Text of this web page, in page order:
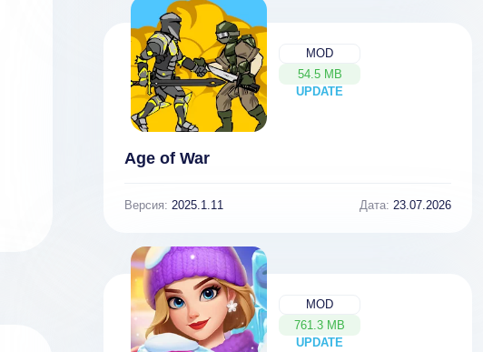
MOD
54.5 MB
UPDATE
NEW
Age of War
Версия: 2025.1.11 Дата: 23.07.2026
MOD
761.3 MB
UPDATE
NEW